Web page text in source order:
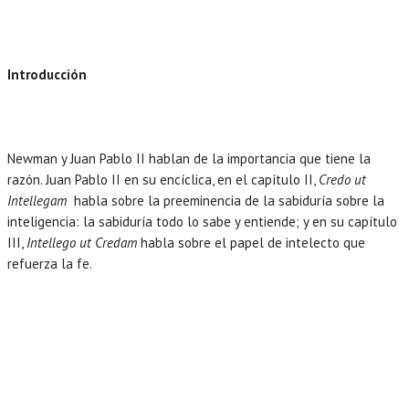
Introducción
Newman y Juan Pablo II hablan de la importancia que tiene la
razón. Juan Pablo II en su encíclica, en el capítulo II, Credo ut
Intellegam habla sobre la preeminencia de la sabiduría sobre la
inteligencia: la sabiduría todo lo sabe y entiende; y en su capítulo
III, Intellego ut Credam habla sobre el papel de intelecto que
refuerza la fe.